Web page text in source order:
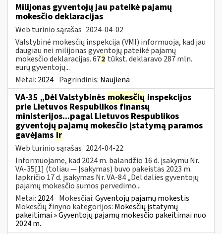
Milijonas gyventojų jau pateikė pajamų
mokesčio deklaracijas
Web turinio sąrašas 2024-04-02
Valstybinė mokesčių inspekcija (VMI) informuoja, kad jau
daugiau nei milijonas gyventojų pateikė pajamų
mokesčio deklaracijas. 672 tūkst. deklaravo 287 mln.
eurų gyventojų...
Metai: 2024 Pagrindinis: Naujiena
VA-35 „Dėl Valstybinės mokesčių inspekcijos
prie Lietuvos Respublikos finansų
ministerijos...pagal Lietuvos Respublikos
gyventojų pajamų mokesčio įstatymą paramos
gavėjams ir
Web turinio sąrašas 2024-04-22
Informuojame, kad 2024 m. balandžio 16 d. įsakymu Nr.
VA-35[1] (toliau — Įsakymas) buvo pakeistas 2023 m.
lapkričio 17 d. įsakymas Nr. VA-84 „Dėl dalies gyventojų
pajamų mokesčio sumos pervedimo...
Metai: 2024 Mokesčiai:Gyventojų pajamų mokestis
Mokesčių žinyno kategorijos: Mokesčių įstatymų
pakeitimai » Gyventojų pajamų mokesčio pakeitimai nuo
2024 m.